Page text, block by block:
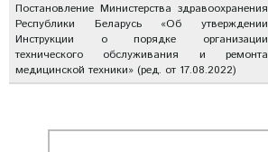
Постановление Министерства здравоохранения
Республики Беларусь «Об утверждении
Инструкции о порядке организации
технического обслуживания и ремонта
медицинской техники» (ред. от 17.08.2022)